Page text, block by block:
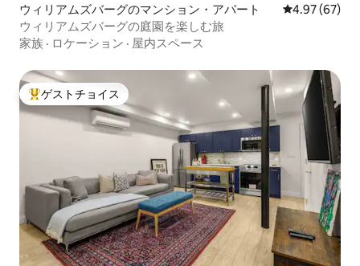
ウィリアムズバーグのマンション・アパート レビュー67
4.97 (67)
ウィリアムズバーグの庭園を楽しむ旅
家族 · ロケーション · 屋内スペース
大好評のゲストチョイスです。
ゲストチョイス